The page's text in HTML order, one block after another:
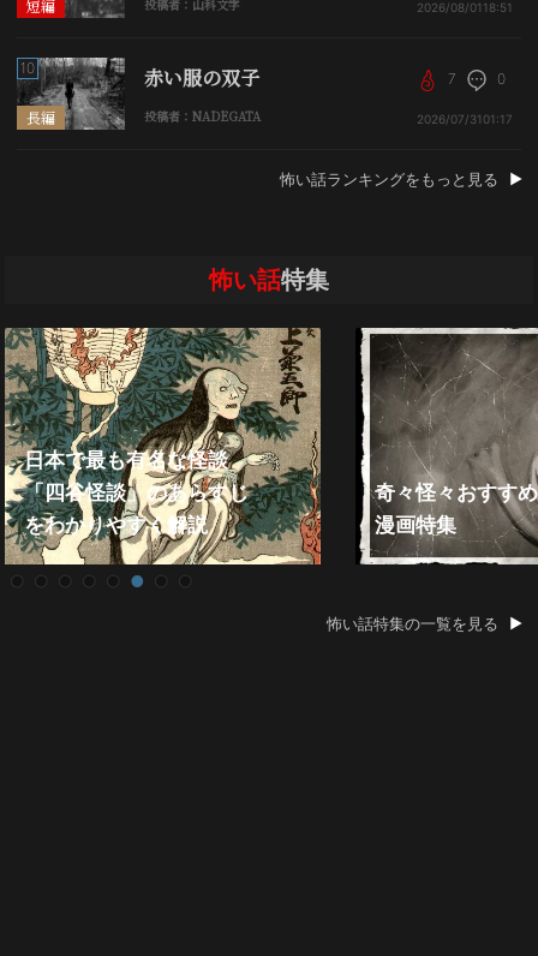
短編 投稿者：山科文字 2026/08/01 18:51
長編
10 赤い服の双子
投稿者：NADEGATA
7 0
2026/07/31 01:17
怖い話ランキングをもっと見る
怖い話特集
日本で最も有名な怪談
「四谷怪談」のあらすじ
をわかりやすく解説
奇々怪々おすす
漫画特集
怖い話特集の一覧を見る